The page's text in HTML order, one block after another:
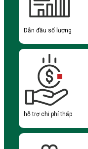
Dẫn đầu số lượng
hỗ trợ chi phí thấp